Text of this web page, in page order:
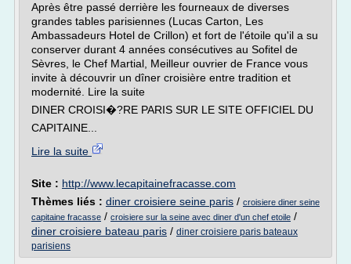
Après être passé derrière les fourneaux de diverses
grandes tables parisiennes (Lucas Carton, Les
Ambassadeurs Hotel de Crillon) et fort de l'étoile qu'il a su
conserver durant 4 années consécutives au Sofitel de
Sèvres, le Chef Martial, Meilleur ouvrier de France vous
invite à découvrir un dîner croisière entre tradition et
modernité. Lire la suite
DINER CROISI�?RE PARIS SUR LE SITE OFFICIEL DU
CAPITAINE...
Lire la suite
Site : http://www.lecapitainefracasse.com
Thèmes liés : diner croisiere seine paris / croisiere diner seine
capitaine fracasse / croisiere sur la seine avec diner d'un chef etoile /
diner croisiere bateau paris / diner croisiere paris bateaux
parisiens